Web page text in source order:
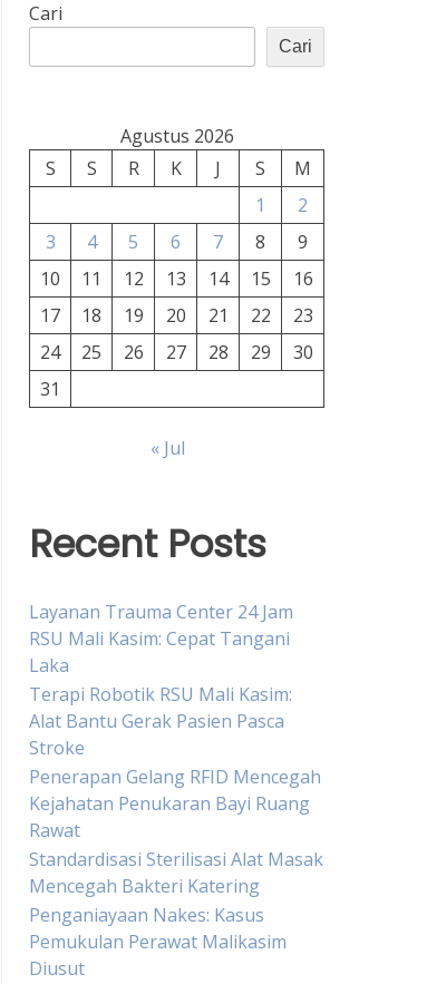
Cari
Cari
Agustus 2026
S
S R K J S
M
1
2
3
4 5 6 7 8
9
10
11 12 13 14 15
16
17
18 19 20 21 22
23
24
25 26 27 28 29
30
31
« Jul
Recent Posts
Layanan Trauma Center 24 Jam
RSU Mali Kasim: Cepat Tangani
Laka
Terapi Robotik RSU Mali Kasim:
Alat Bantu Gerak Pasien Pasca
Stroke
Penerapan Gelang RFID Mencegah
Kejahatan Penukaran Bayi Ruang
Rawat
Standardisasi Sterilisasi Alat Masak
Mencegah Bakteri Katering
Penganiayaan Nakes: Kasus
Pemukulan Perawat Malikasim
Diusut